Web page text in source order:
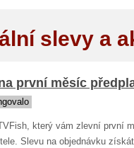
slevy a
první měsíc
který vám zlevní první
Slevu na objednávku